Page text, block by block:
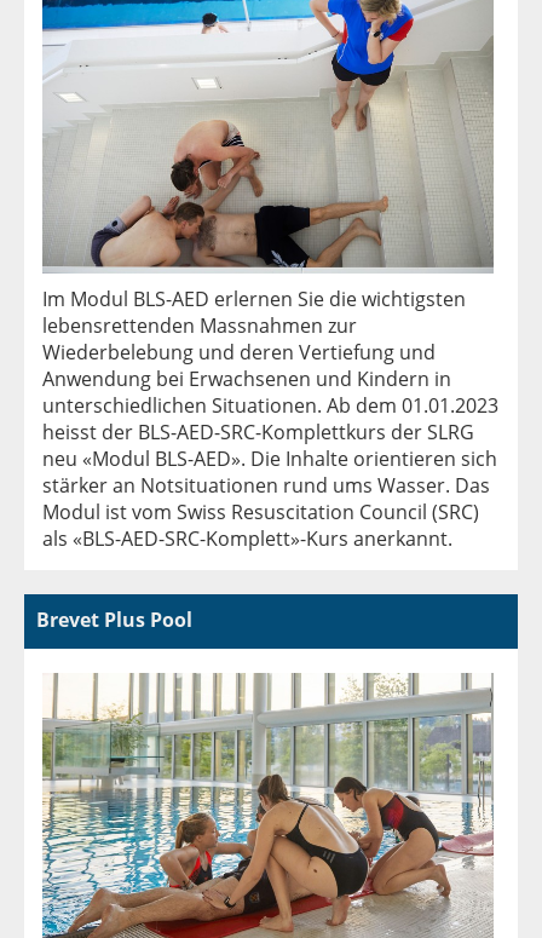
Im Modul BLS-AED erlernen Sie die wichtigsten
lebensrettenden Massnahmen zur
Wiederbelebung und deren Vertiefung und
Anwendung bei Erwachsenen und Kindern in
unterschiedlichen Situationen. Ab dem 01.01.2023
heisst der BLS-AED-SRC-Komplettkurs der SLRG
neu «Modul BLS-AED». Die Inhalte orientieren sich
stärker an Notsituationen rund ums Wasser. Das
Modul ist vom Swiss Resuscitation Council (SRC)
als «BLS-AED-SRC-Komplett»-Kurs anerkannt.
Brevet Plus Pool